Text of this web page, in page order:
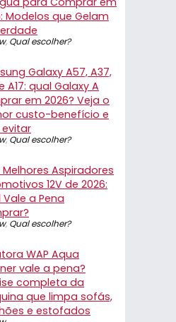
Modelos que Gelam
, Qual escolher?
Galaxy A57, A37,
A17: qual Galaxy A
em 2026? Veja o
custo-benefício e
, Qual escolher?
Melhores Aspiradores
12V de 2026:
Vale a Pena
, Qual escolher?
WAP Aqua
vale a pena?
completa da
que limpa sofás,
e estofados